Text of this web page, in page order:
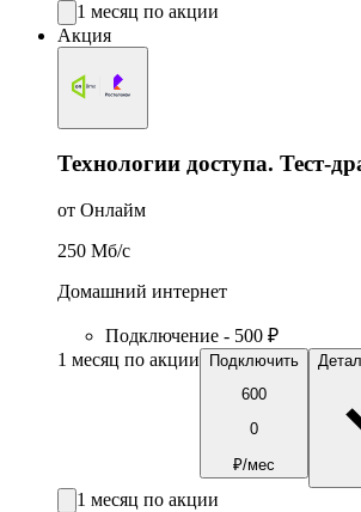
1 месяц по акции
Акция
Технологии доступа. Тест-
от Онлайм
250 Мб/c
Домашний интернет
Подключение - 500 ₽
1 месяц по акции
Подключить
600
0
₽/мес
1 месяц по акции